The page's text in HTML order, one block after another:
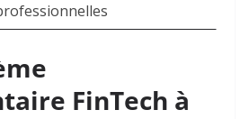
FinTech à